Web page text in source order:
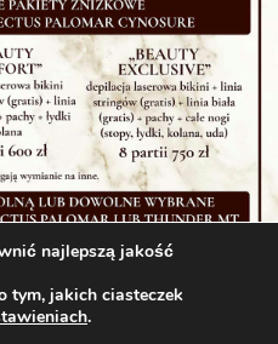
najlepszą jakość
tym, jakich ciasteczek
.